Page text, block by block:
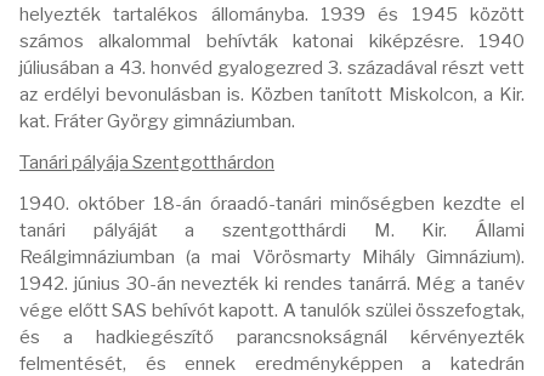
helyezték tartalékos állományba. 1939 és 1945 között
számos alkalommal behívták katonai kiképzésre. 1940
júliusában a 43. honvéd gyalogezred 3. századával részt vett
az erdélyi bevonulásban is. Közben tanított Miskolcon, a Kir.
kat. Fráter György gimnáziumban.
Tanári pályája Szentgotthárdon
1940. október 18-án óraadó-tanári minőségben kezdte el
tanári pályáját a szentgotthárdi M. Kir. Állami
Reálgimnáziumban (a mai Vörösmarty Mihály Gimnázium).
1942. június 30-án nevezték ki rendes tanárrá. Még a tanév
vége előtt SAS behívót kapott. A tanulók szülei összefogtak,
és a hadkiegészítő parancsnokságnál kérvényezték
felmentését, és ennek eredményképpen a katedrán